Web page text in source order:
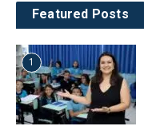
Featured Posts
1